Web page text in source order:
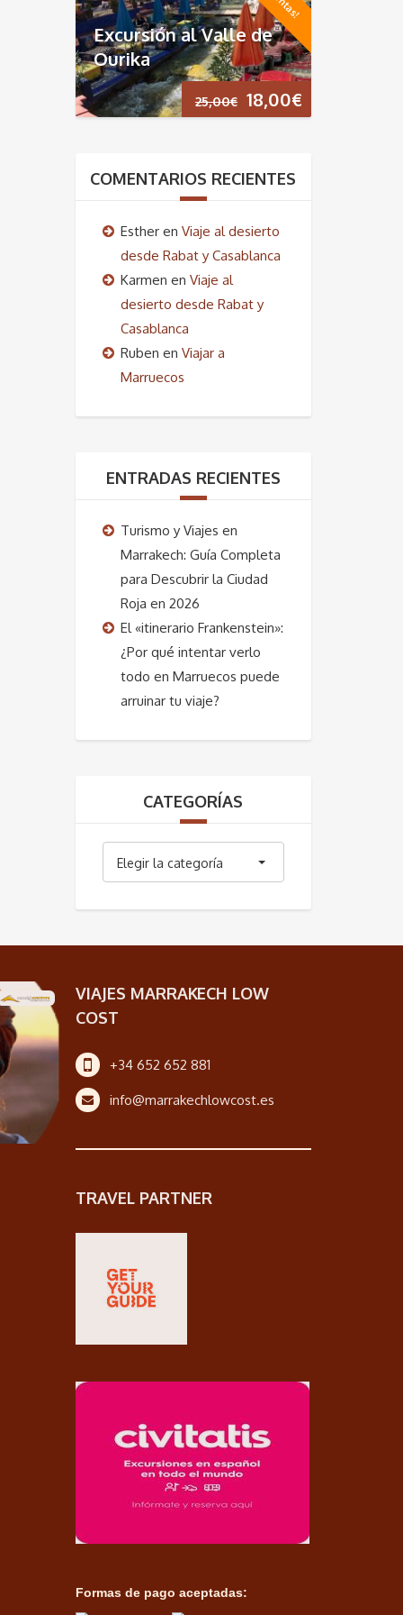
era:
35,00€.19,00€.
25,00€ El
original
25,00€.
18,00€
Excursión al Valle de
Ourika
COMENTARIOS RECIENTES
Estheren Viaje al desierto
desde Rabat y Casablanca
Karmen en Viaje al
desierto desde Rabat y
Casablanca
Ruben en Viajar a
Marruecos
ENTRADAS RECIENTES
Turismo y Viajes en
Marrakech: Guía Completa
para Descubrir la Ciudad
Roja en 2026
El «itinerario Frankenstein»:
¿Por qué intentar verlo
todo en Marruecos puede
arruinar tu viaje?
CATEGORÍAS
Elegir la categoría
VIAJES MARRAKECH LOW
COST
+34 652 652 881
info@marrakechlowcost.es
TRAVEL PARTNER
Formas de pago aceptadas: